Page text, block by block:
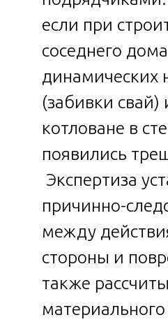
если при
соседнего
динамических
(забивки свай)
котловане в
появились
Экспертиза
причинно-
между
стороны и
также